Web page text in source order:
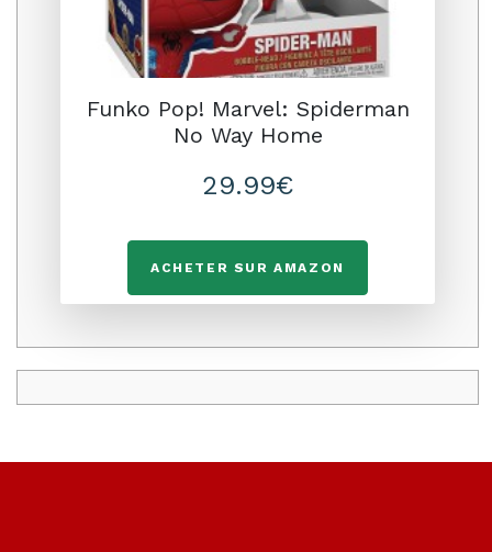
Funko Pop! Marvel: Spiderman
No Way Home
29.99€
ACHETER SUR AMAZON